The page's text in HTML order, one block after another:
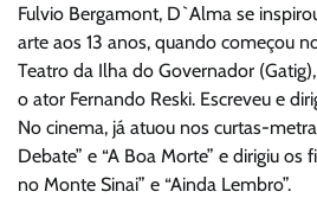
Fulvio Bergamont, D`Alma se
arte aos 13 anos, quando começou
Teatro da Ilha do Governador
o ator Fernando Reski. Escreveu e
No cinema, já atuou nos curtas-
Debate” e “A Boa Morte” e dirigiu os
no Monte Sinai” e “Ainda Lembro”.